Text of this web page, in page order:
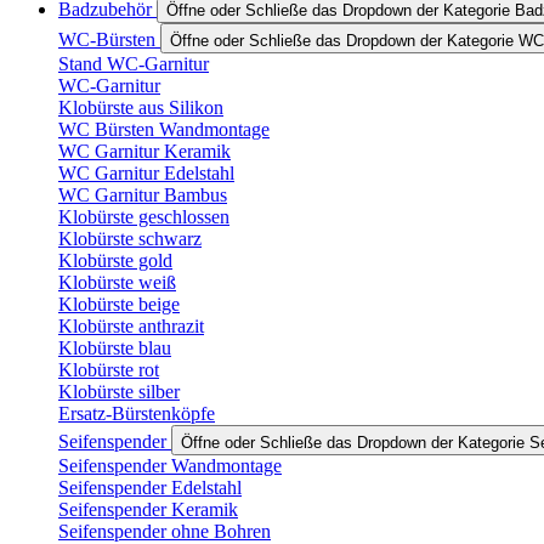
Badzubehör
Öffne oder Schließe das Dropdown der Kategorie
WC-Bürsten Öffne oder Schließe das Dropdown der Kategorie
Stand WC-Garnitur
WC-Garnitur
Klobürste aus Silikon
WC Bürsten Wandmontage
WC Garnitur Keramik
WC Garnitur Edelstahl
WC Garnitur Bambus
Klobürste geschlossen
Klobürste schwarz
Klobürste gold
Klobürste weiß
Klobürste beige
Klobürste anthrazit
Klobürste blau
Klobürste rot
Klobürste silber
Ersatz-Bürstenköpfe
Seifenspender
Öffne oder Schließe das Dropdown der Kategorie
Seifenspender Wandmontage
Seifenspender Edelstahl
Seifenspender Keramik
Seifenspender ohne Bohren